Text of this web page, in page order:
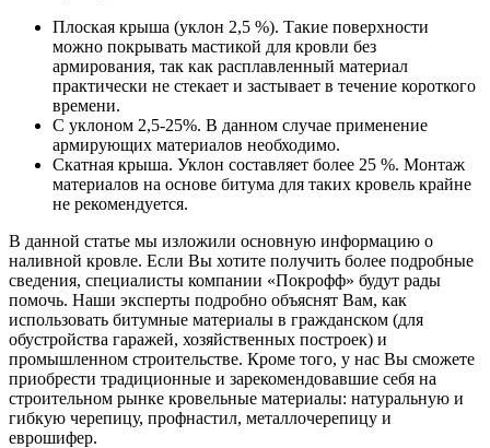
Плоская крыша (уклон 2,5 %). Такие поверхности
можно покрывать мастикой для кровли без
армирования, так как расплавленный материал
практически не стекает и застывает в течение короткого
времени.
С уклоном 2,5-25%. В данном случае применение
армирующих материалов необходимо.
Скатная крыша. Уклон составляет более 25 %. Монтаж
материалов на основе битума для таких кровель крайне
не рекомендуется.
В данной статье мы изложили основную информацию о
наливной кровле. Если Вы хотите получить более подробные
сведения, специалисты компании «Покрофф» будут рады
помочь. Наши эксперты подробно объяснят Вам, как
использовать битумные материалы в гражданском (для
обустройства гаражей, хозяйственных построек) и
промышленном строительстве. Кроме того, у нас Вы сможете
приобрести традиционные и зарекомендовавшие себя на
строительном рынке кровельные материалы: натуральную и
гибкую черепицу, профнастил, металлочерепицу и
еврошифер.